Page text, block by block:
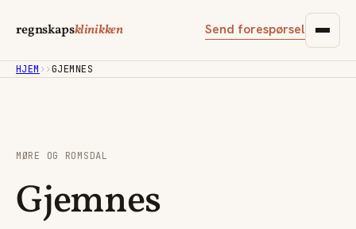
regnskapsklinikken Send forespørsel
HJEM › ›GJEMNES
MØRE OG ROMSDAL
Gjemnes